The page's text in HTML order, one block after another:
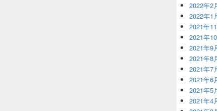
2022年2
2022年1
2021年
2021年
2021年9
2021年8
2021年7
2021年6
2021年5
2021年4